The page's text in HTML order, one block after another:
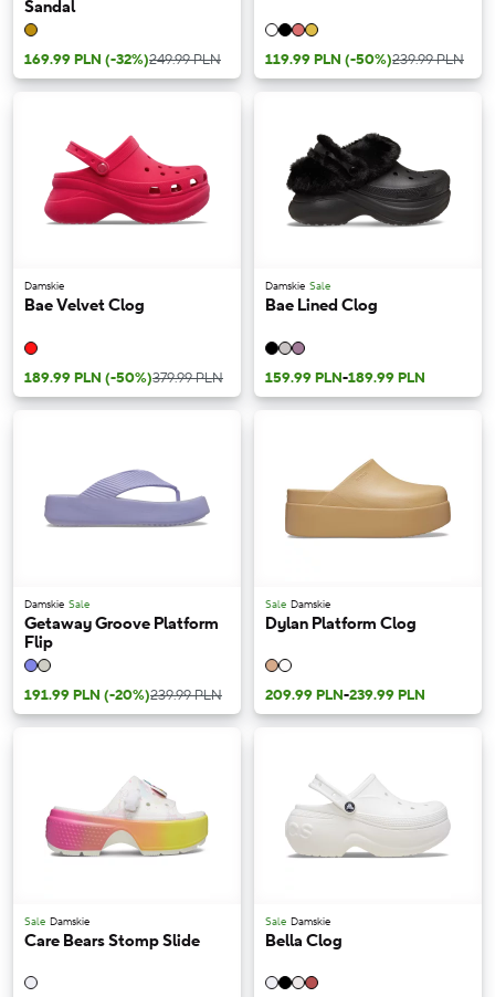
Sandal
169.99 PLN (-32%)249.99 PLN 119.99 PLN (-50%)239.99 PLN
Damskie
Bae Velvet Clog
189.99 PLN (-50%)379.99 PLN
Damskie Sale
Bae Lined Clog
159.99 PLN-189.99 PLN
Damskie Sale
Getaway Groove Platform
Flip
191.99 PLN (-20%)239.99 PLN
Sale Damskie
Dylan Platform Clog
209.99 PLN-239.99 PLN
Sale Damskie
Care Bears Stomp Slide
Sale Damskie
Bella Clog